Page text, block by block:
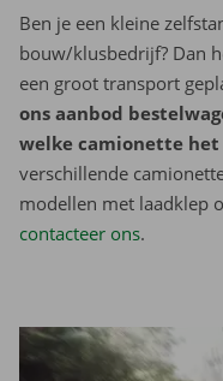
Ben je een kleine
bouw/klusbedrijf? Dan
een groot transport
ons aanbod
welke camionette
verschillende
modellen met laadklep
contacteer ons.